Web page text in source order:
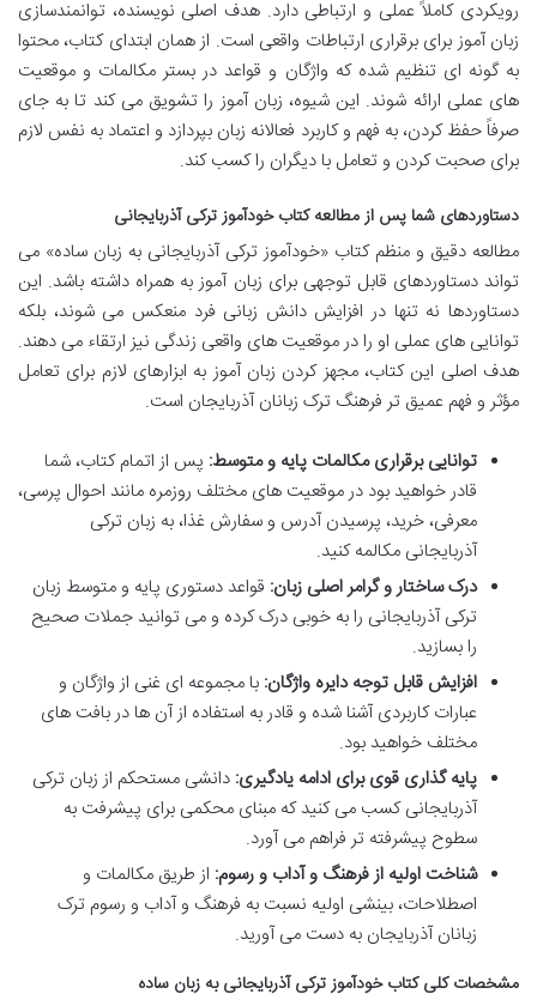
رویکردی کاملاً عملی و ارتباطی دارد. هدف اصلی نویسنده، توانمندسازی
زبان آموز برای برقراری ارتباطات واقعی است. از همان ابتدای کتاب، محتوا
به گونه ای تنظیم شده که واژگان و قواعد در بستر مکالمات و موقعیت
های عملی ارائه شوند. این شیوه، زبان آموز را تشویق می کند تا به جای
صرفاً حفظ کردن، به فهم و کاربرد فعالانه زبان بپردازد و اعتماد به نفس لازم
برای صحبت کردن و تعامل با دیگران را کسب کند.
دستاوردهای شما پس از مطالعه کتاب خودآموز ترکی آذربایجانی
مطالعه دقیق و منظم کتاب «خودآموز ترکی آذربایجانی به زبان ساده» می
تواند دستاوردهای قابل توجهی برای زبان آموز به همراه داشته باشد. این
دستاوردها نه تنها در افزایش دانش زبانی فرد منعکس می شوند، بلکه
توانایی های عملی او را در موقعیت های واقعی زندگی نیز ارتقاء می دهند.
هدف اصلی این کتاب، مجهز کردن زبان آموز به ابزارهای لازم برای تعامل
مؤثر و فهم عمیق تر فرهنگ ترک زبانان آذربایجان است.
توانایی برقراری مکالمات پایه و متوسط: پس از اتمام کتاب، شما
قادر خواهید بود در موقعیت های مختلف روزمره مانند احوال پرسی،
معرفی، خرید، پرسیدن آدرس و سفارش غذا، به زبان ترکی
آذربایجانی مکالمه کنید.
درک ساختار و گرامر اصلی زبان: قواعد دستوری پایه و متوسط زبان
ترکی آذربایجانی را به خوبی درک کرده و می توانید جملات صحیح
را بسازید.
افزایش قابل توجه دایره واژگان: با مجموعه ای غنی از واژگان و
عبارات کاربردی آشنا شده و قادر به استفاده از آن ها در بافت های
مختلف خواهید بود.
پایه گذاری قوی برای ادامه یادگیری: دانشی مستحکم از زبان ترکی
آذربایجانی کسب می کنید که مبنای محکمی برای پیشرفت به
سطوح پیشرفته تر فراهم می آورد.
شناخت اولیه از فرهنگ و آداب و رسوم: از طریق مکالمات و
اصطلاحات، بینشی اولیه نسبت به فرهنگ و آداب و رسوم ترک
زبانان آذربایجان به دست می آورید.
مشخصات کلی کتاب خودآموز ترکی آذربایجانی به زبان ساده